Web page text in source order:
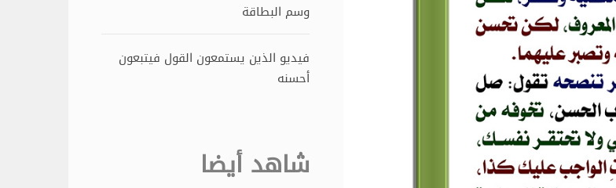
وسم البطاقة
فيديو الذين يستمعون القول فيتبعون
أحسنه
شاهد أيضا